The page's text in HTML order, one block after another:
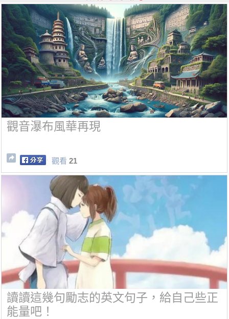
觀音瀑布風華再現
觀看 21
讀讀這幾句勵志的英文句子，給自己些正
能量吧！